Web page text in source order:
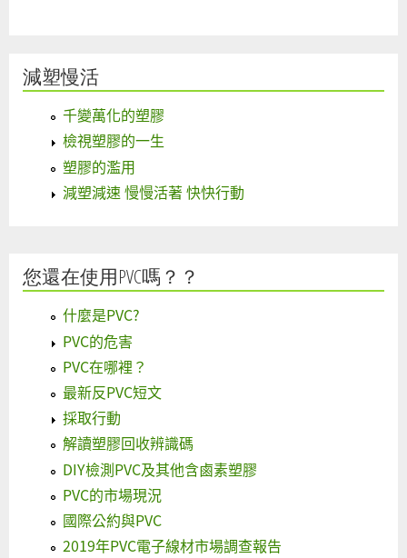
減塑慢活
千變萬化的塑膠
檢視塑膠的一生
塑膠的濫用
減塑減速 慢慢活著 快快行動
您還在使用PVC嗎？？
什麼是PVC?
PVC的危害
PVC在哪裡？
最新反PVC短文
採取行動
解讀塑膠回收辨識碼
DIY檢測PVC及其他含鹵素塑膠
PVC的市場現況
國際公約與PVC
2019年PVC電子線材市場調查報告